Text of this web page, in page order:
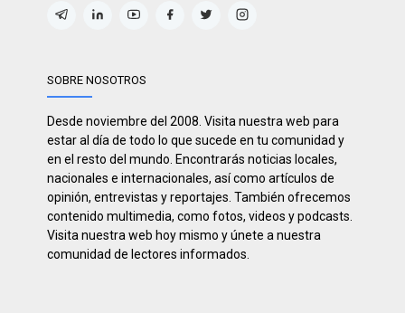
SOBRE NOSOTROS
Desde noviembre del 2008. Visita nuestra web para
estar al día de todo lo que sucede en tu comunidad y
en el resto del mundo. Encontrarás noticias locales,
nacionales e internacionales, así como artículos de
opinión, entrevistas y reportajes. También ofrecemos
contenido multimedia, como fotos, videos y podcasts.
Visita nuestra web hoy mismo y únete a nuestra
comunidad de lectores informados.